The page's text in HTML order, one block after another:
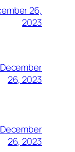
26,
2023
December
26, 2023
December
26, 2023